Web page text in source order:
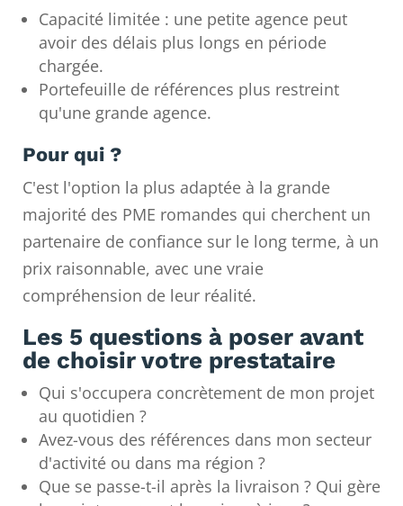
Capacité limitée : une petite agence peut
avoir des délais plus longs en période
chargée.
Portefeuille de références plus restreint
qu'une grande agence.
Pour qui ?
C'est l'option la plus adaptée à la grande
majorité des PME romandes qui cherchent un
partenaire de confiance sur le long terme, à un
prix raisonnable, avec une vraie
compréhension de leur réalité.
Les 5 questions à poser avant
de choisir votre prestataire
Qui s'occupera concrètement de mon projet
au quotidien ?
Avez-vous des références dans mon secteur
d'activité ou dans ma région ?
Que se passe-t-il après la livraison ? Qui gère